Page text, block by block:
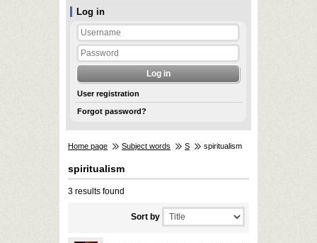
Log in
User registration
Forgot password?
Home page Subject words S spiritualism
spiritualism
3 results found
Sort by